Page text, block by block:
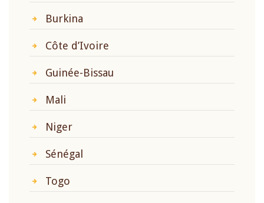
Burkina
Côte d’Ivoire
Guinée-Bissau
Mali
Niger
Sénégal
Togo